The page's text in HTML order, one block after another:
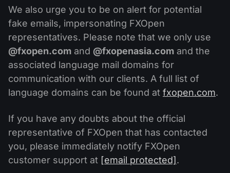
We also urge you to be on alert for potential
fake emails, impersonating FXOpen
representatives. Please note that we only use
@fxopen.com and @fxopenasia.com and the
associated language mail domains for
communication with our clients. A full list of
language domains can be found at fxopen.com.
If you have any doubts about the official
representative of FXOpen that has contacted
you, please immediately notify FXOpen
customer support at [email protected] .